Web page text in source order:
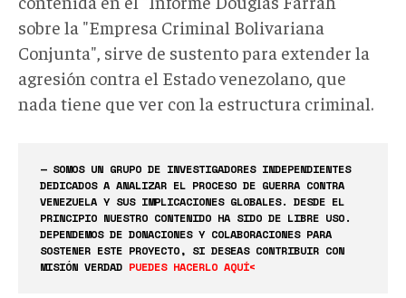
sobre la "Empresa Criminal Bolivariana
Conjunta", sirve de sustento para extender la
agresión contra el Estado venezolano, que
nada tiene que ver con la estructura criminal.
— SOMOS UN GRUPO DE INVESTIGADORES INDEPENDIENTES
DEDICADOS A ANALIZAR EL PROCESO DE GUERRA CONTRA
VENEZUELA Y SUS IMPLICACIONES GLOBALES. DESDE EL
PRINCIPIO NUESTRO CONTENIDO HA SIDO DE LIBRE USO.
DEPENDEMOS DE DONACIONES Y COLABORACIONES PARA
SOSTENER ESTE PROYECTO, SI DESEAS CONTRIBUIR CON
MISIÓN VERDAD PUEDES HACERLO AQUÍ<